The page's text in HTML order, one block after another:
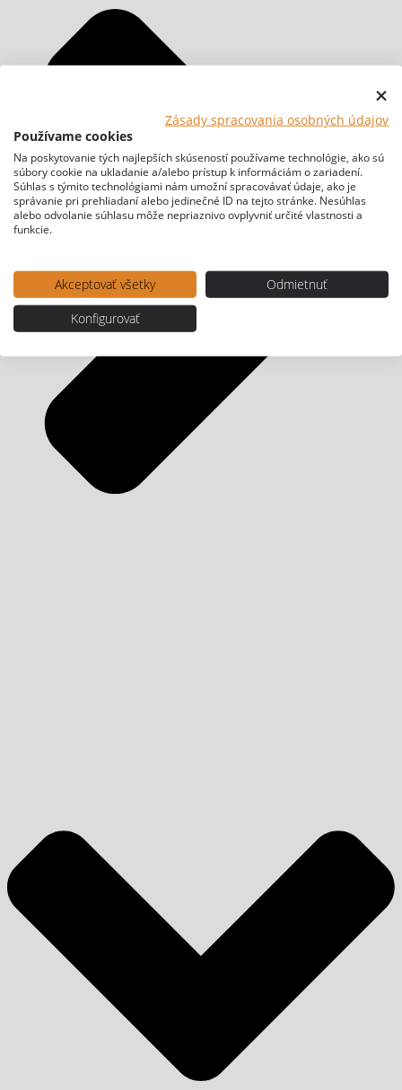
Zásady spracovania osobných údajov
Používame cookies
Na poskytovanie tých najlepších skúseností používame technológie, ako sú
súbory cookie na ukladanie a/alebo prístup k informáciám o zariadení.
Súhlas s týmito technológiami nám umožní spracovávať údaje, ako je
správanie pri prehliadaní alebo jedinečné ID na tejto stránke. Nesúhlas
alebo odvolanie súhlasu môže nepriaznivo ovplyvniť určité vlastnosti a
funkcie.
Akceptovať všetky
Odmietnuť
Konfigurovať